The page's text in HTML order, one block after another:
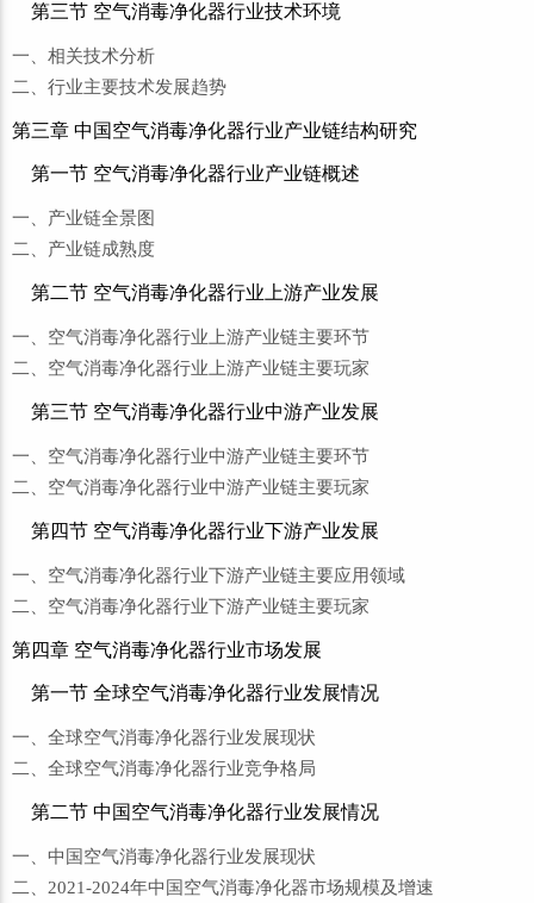
第三节 空气消毒净化器行业技术环境
一、相关技术分析
二、行业主要技术发展趋势
第三章 中国空气消毒净化器行业产业链结构研究
第一节 空气消毒净化器行业产业链概述
一、产业链全景图
二、产业链成熟度
第二节 空气消毒净化器行业上游产业发展
一、空气消毒净化器行业上游产业链主要环节
二、空气消毒净化器行业上游产业链主要玩家
第三节 空气消毒净化器行业中游产业发展
一、空气消毒净化器行业中游产业链主要环节
二、空气消毒净化器行业中游产业链主要玩家
第四节 空气消毒净化器行业下游产业发展
一、空气消毒净化器行业下游产业链主要应用领域
二、空气消毒净化器行业下游产业链主要玩家
第四章 空气消毒净化器行业市场发展
第一节 全球空气消毒净化器行业发展情况
一、全球空气消毒净化器行业发展现状
二、全球空气消毒净化器行业竞争格局
第二节 中国空气消毒净化器行业发展情况
一、中国空气消毒净化器行业发展现状
二、2021-2024年中国空气消毒净化器市场规模及增速